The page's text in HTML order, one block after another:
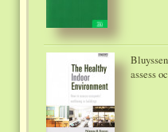
assess